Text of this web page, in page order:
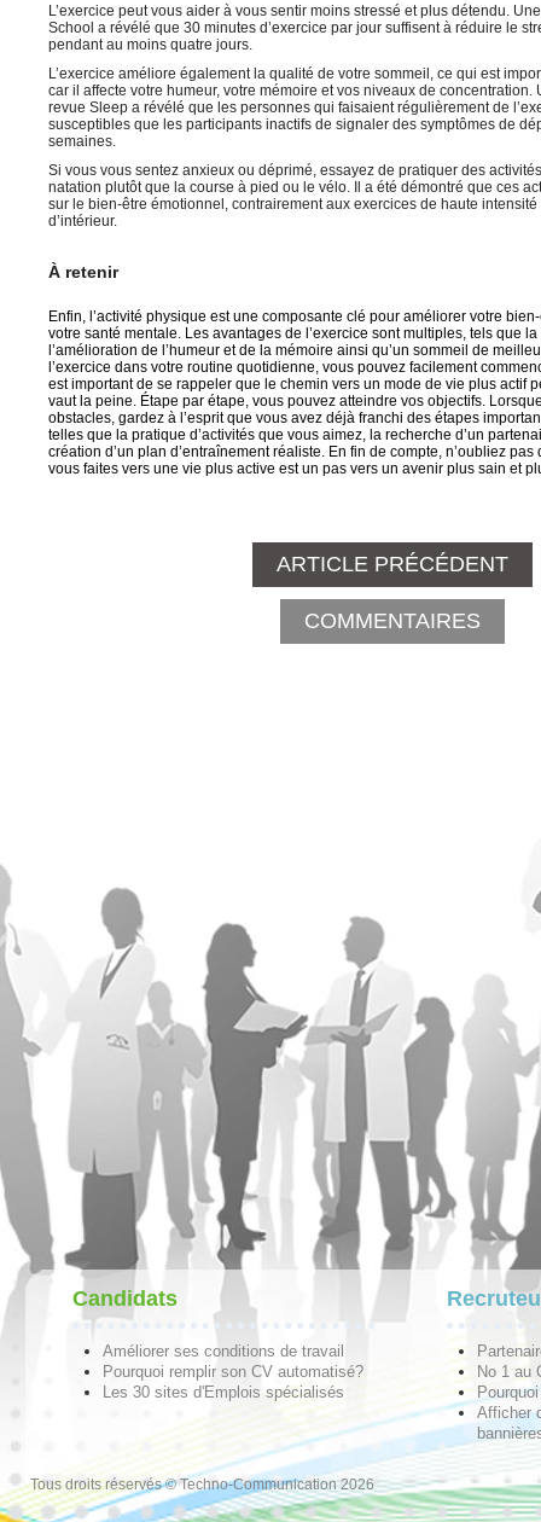
L’exercice peut vous aider à vous sentir moins stressé et plus détendu.
School a révélé que 30 minutes d’exercice par jour suffisent à réduire le
pendant au moins quatre jours.
L’exercice améliore également la qualité de votre sommeil, ce qui est
car il affecte votre humeur, votre mémoire et vos niveaux de
revue Sleep a révélé que les personnes qui faisaient régulièrement de
susceptibles que les participants inactifs de signaler des symptômes de
semaines.
Si vous vous sentez anxieux ou déprimé, essayez de pratiquer des
natation plutôt que la course à pied ou le vélo. Il a été démontré que ces
sur le bien-être émotionnel, contrairement aux exercices de haute
d’intérieur.
À retenir
Enfin, l’activité physique est une composante clé pour améliorer votre
votre santé mentale. Les avantages de l’exercice sont multiples, tels que
l’amélioration de l’humeur et de la mémoire ainsi qu’un sommeil de
l’exercice dans votre routine quotidienne, vous pouvez facilement
est important de se rappeler que le chemin vers un mode de vie plus actif
vaut la peine. Étape par étape, vous pouvez atteindre vos objectifs.
obstacles, gardez à l’esprit que vous avez déjà franchi des étapes
telles que la pratique d’activités que vous aimez, la recherche d’un
création d’un plan d’entraînement réaliste. En fin de compte, n’oubliez
vous faites vers une vie plus active est un pas vers un avenir plus sain et
ARTICLE PRÉCÉDENT
COMMENTAIRES
Candidats
Améliorer ses conditions de travail
Pourquoi remplir son CV automatisé?
Les 30 sites d'Emplois spécialisés
No 1 au
Afficher
Tous droits réservés © Techno-Communication 2026